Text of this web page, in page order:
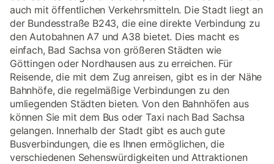
auch mit öffentlichen Verkehrsmitteln. Die Stadt liegt an
der Bundesstraße B243, die eine direkte Verbindung zu
den Autobahnen A7 und A38 bietet. Dies macht es
einfach, Bad Sachsa von größeren Städten wie
Göttingen oder Nordhausen aus zu erreichen. Für
Reisende, die mit dem Zug anreisen, gibt es in der Nähe
Bahnhöfe, die regelmäßige Verbindungen zu den
umliegenden Städten bieten. Von den Bahnhöfen aus
können Sie mit dem Bus oder Taxi nach Bad Sachsa
gelangen. Innerhalb der Stadt gibt es auch gute
Busverbindungen, die es Ihnen ermöglichen, die
verschiedenen Sehenswürdigkeiten und Attraktionen